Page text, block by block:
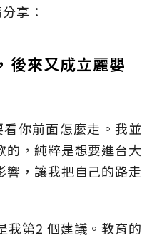
享：
後來又成立麗嬰
你前面怎麼走。我並
，純粹是想要進台大
，讓我把自己的路走
我第2 個建議。教育的